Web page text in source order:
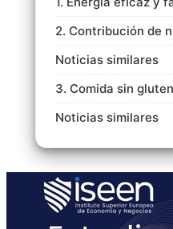
2. Contribución de
Noticias similares
3. Comida sin
Noticias similares